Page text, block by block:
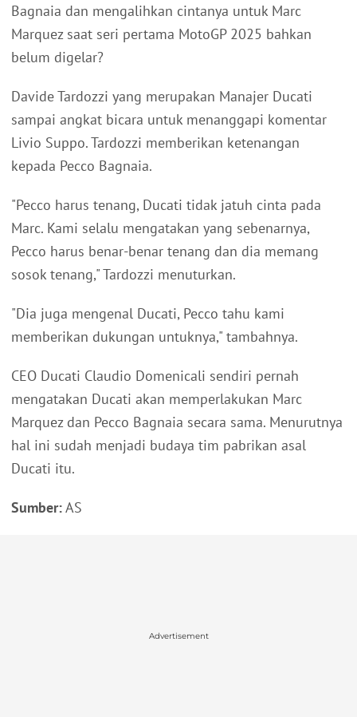
Bagnaia dan mengalihkan cintanya untuk Marc
Marquez saat seri pertama MotoGP 2025 bahkan
belum digelar?
Davide Tardozzi yang merupakan Manajer Ducati
sampai angkat bicara untuk menanggapi komentar
Livio Suppo. Tardozzi memberikan ketenangan
kepada Pecco Bagnaia.
"Pecco harus tenang, Ducati tidak jatuh cinta pada
Marc. Kami selalu mengatakan yang sebenarnya,
Pecco harus benar-benar tenang dan dia memang
sosok tenang," Tardozzi menuturkan.
"Dia juga mengenal Ducati, Pecco tahu kami
memberikan dukungan untuknya," tambahnya.
CEO Ducati Claudio Domenicali sendiri pernah
mengatakan Ducati akan memperlakukan Marc
Marquez dan Pecco Bagnaia secara sama. Menurutnya
hal ini sudah menjadi budaya tim pabrikan asal
Ducati itu.
Sumber:AS
Advertisement